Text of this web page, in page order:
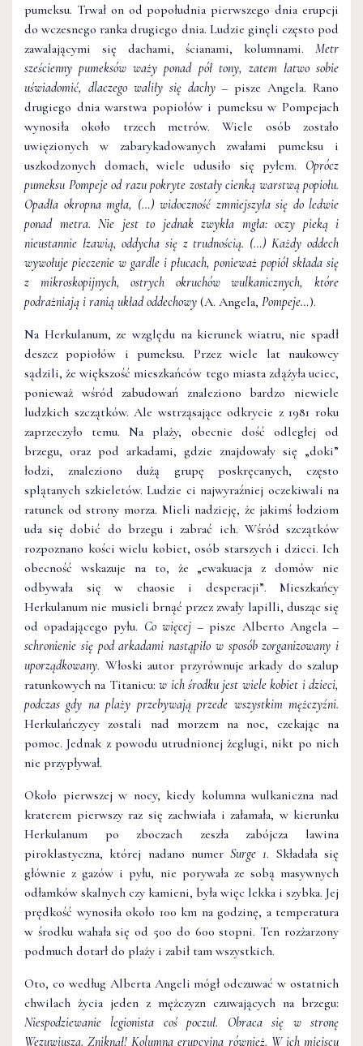
pumeksu. Trwał on od popołudnia pierwszego dnia erupcji
do wczesnego ranka drugiego dnia. Ludzie ginęli często pod
zawalającymi się dachami, ścianami, kolumnami. Metr
sześcienny pumeksów waży ponad pół tony, zatem łatwo sobie
uświadomić, dlaczego waliły się dachy– pisze Angela. Rano
drugiego dnia warstwa popiołów i pumeksu w Pompejach
wynosiła około trzech metrów. Wiele osób zostało
uwięzionych w zabarykadowanych zwałami pumeksu i
uszkodzonych domach, wiele udusiło się pyłem. Oprócz
pumeksu Pompeje od razu pokryte zostały cienką warstwą popiołu.
Opadła okropna mgła, (…) widoczność zmniejszyła się do ledwie
ponad metra. Nie jest to jednak zwykła mgła: oczy pieką i
nieustannie łzawią, oddycha się z trudnością. (…) Każdy oddech
wywołuje pieczenie w gardle i płucach, ponieważ popiół składa się
z mikroskopijnych, ostrych okruchów wulkanicznych, które
podrażniają i ranią układ oddechowy (A. Angela, Pompeje…).
Na Herkulanum, ze względu na kierunek wiatru, nie spadł
deszcz popiołów i pumeksu. Przez wiele lat naukowcy
sądzili, że większość mieszkańców tego miasta zdążyła uciec,
ponieważ wśród zabudowań znaleziono bardzo niewiele
ludzkich szczątków. Ale wstrząsające odkrycie z 1981 roku
zaprzeczyło temu. Na plaży, obecnie dość odległej od
brzegu, oraz pod arkadami, gdzie znajdowały się „doki”
łodzi, znaleziono dużą grupę poskręcanych, często
splątanych szkieletów. Ludzie ci najwyraźniej oczekiwali na
ratunek od strony morza. Mieli nadzieję, że jakimś łodziom
uda się dobić do brzegu i zabrać ich. Wśród szczątków
rozpoznano kości wielu kobiet, osób starszych i dzieci. Ich
obecność wskazuje na to, że „ewakuacja z domów nie
odbywała się w chaosie i desperacji”. Mieszkańcy
Herkulanum nie musieli brnąć przez zwały lapilli, dusząc się
od opadającego pyłu. Co więcej– pisze Alberto Angela –
schronienie się pod arkadami nastąpiło w sposób zorganizowany i
uporządkowany. Włoski autor przyrównuje arkady do szalup
ratunkowych na Titanicu:w ich środku jest wiele kobiet i dzieci,
podczas gdy na plaży przebywają przede wszystkim mężczyźni.
Herkulańczycy zostali nad morzem na noc, czekając na
pomoc. Jednak z powodu utrudnionej żeglugi, nikt po nich
nie przypływał.
Około pierwszej w nocy, kiedy kolumna wulkaniczna nad
kraterem pierwszy raz się zachwiała i załamała, w kierunku
Herkulanum po zboczach zeszła zabójcza lawina
piroklastyczna, której nadano numerSurge 1. Składała się
głównie z gazów i pyłu, nie porywała ze sobą masywnych
odłamków skalnych czy kamieni, była więc lekka i szybka. Jej
prędkość wynosiła około 100 km na godzinę, a temperatura
w środku wahała się od 500 do 600 stopni. Ten rozżarzony
podmuch dotarł do plaży i zabił tam wszystkich.
Oto, co według Alberta Angeli mógł odczuwać w ostatnich
chwilach życia jeden z mężczyzn czuwających na brzegu:
Niespodziewanie legionista coś poczuł. Obraca się w stronę
Wezuwiusza. Zniknął! Kolumna erupcyjna również. W ich miejscu